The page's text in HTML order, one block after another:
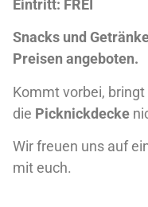
Eintritt: FREI
Snacks und
Preisen angeboten.
Kommt vorbei,
die Picknickdecke
Wir freuen uns auf
mit euch.